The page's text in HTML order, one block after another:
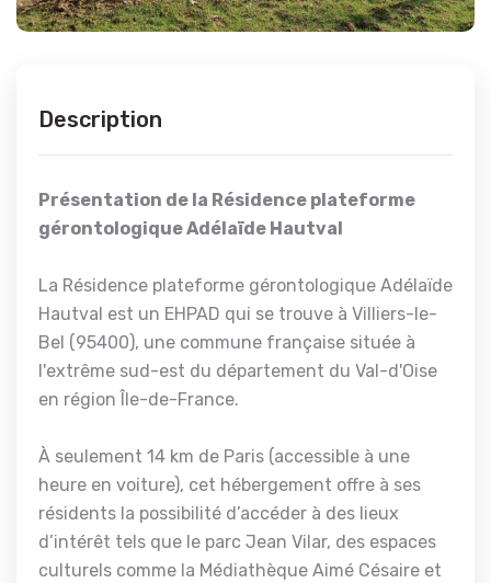
Description
Présentation de la Résidence plateforme
gérontologique Adélaïde Hautval
La Résidence plateforme gérontologique Adélaïde
Hautval est un EHPAD qui se trouve à Villiers-le-
Bel (95400), une commune française située à
l'extrême sud-est du département du Val-d'Oise
en région Île-de-France.
À seulement 14 km de Paris (accessible à une
heure en voiture), cet hébergement offre à ses
résidents la possibilité d’accéder à des lieux
d’intérêt tels que le parc Jean Vilar, des espaces
culturels comme la Médiathèque Aimé Césaire et